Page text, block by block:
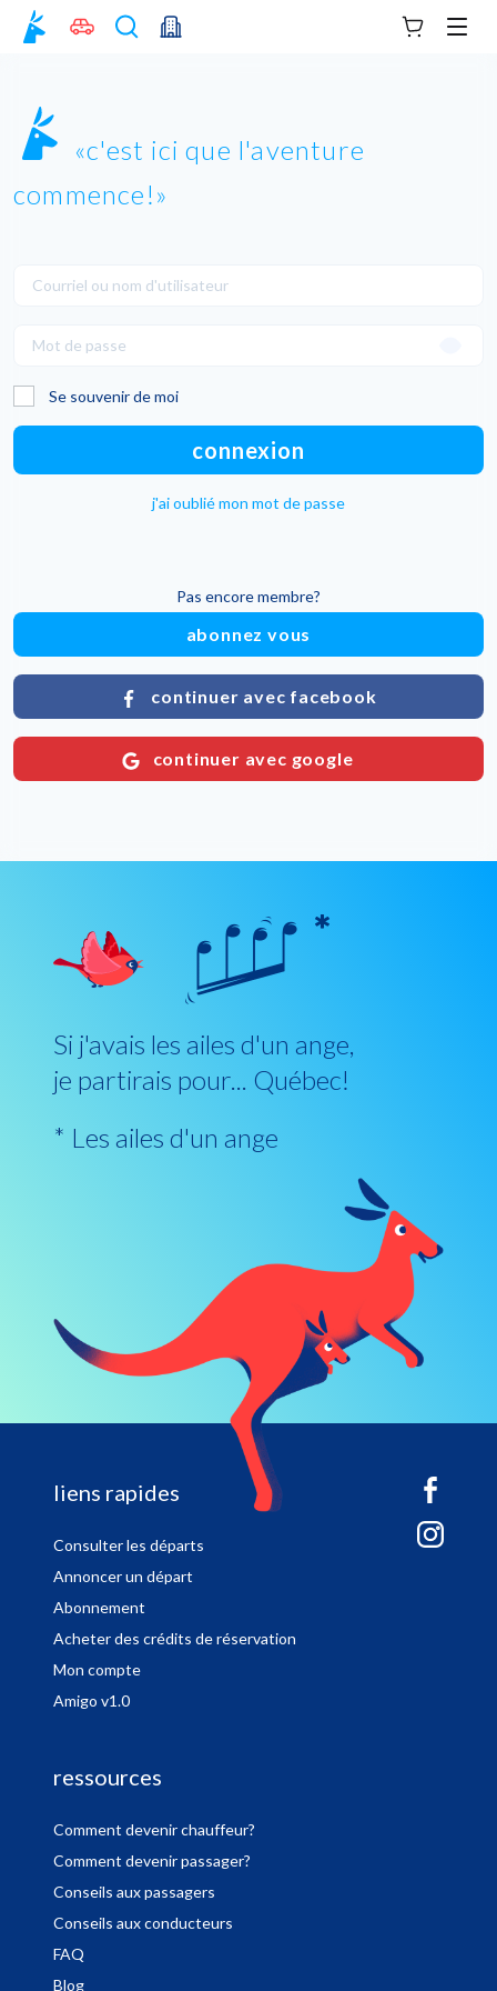
Votre panier
c'est ici que l'aventure
commence!
Se souvenir de moi
connexion
j'ai oublié mon mot de passe
Pas encore membre?
abonnez vous
continuer avec facebook
continuer avec google
Si j'avais les ailes d'un ange,
je partirais pour... Québec!
* Les ailes d'un ange
sitemap
liens rapides
Consulter les départs
Annoncer un départ
Abonnement
Acheter des crédits de réservation
Mon compte
Amigo v1.0
ressources
Comment devenir chauffeur?
Comment devenir passager?
Conseils aux passagers
Conseils aux conducteurs
FAQ
Blog